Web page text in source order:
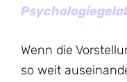
Wenn die
so weit